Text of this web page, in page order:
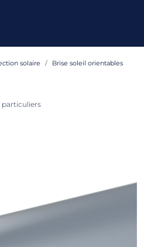
solaire
Brise soleil orientables
particuliers